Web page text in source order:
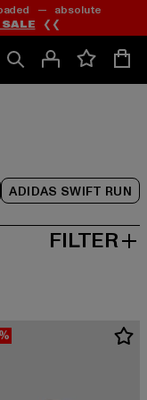
— absolute
❮❮
ADIDAS SWIFT RUN
FILTER